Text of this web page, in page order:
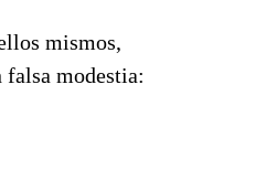
mismos,
falsa modestia: